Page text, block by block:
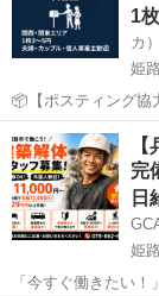
カ
姫
📦【ポスティング協力業者様
リ！ ・すでにポス
安定収入を得たい方 ・個
大手...
兵庫 姫路市
完
日
姫
「今すぐ働きたい！」 「住む場所と仕事を一緒に探したい！」 「